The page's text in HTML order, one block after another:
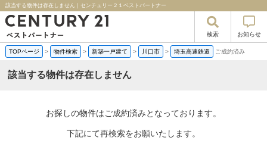
該当する物件は存在しません｜センチュリー２１ベストパートナー
検索 お知らせ
TOPページ > 物件検索 > 新築一戸建て > 川口市 > 埼玉高速鉄道 ご成約済み
該当する物件は存在しません
お探しの物件はご成約済みとなっております。
下記にて再検索をお願いたします。